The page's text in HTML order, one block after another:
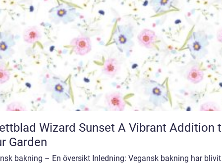
Wizard Sunset A Vibrant Addition to
Garden
bakning – En översikt Inledning: Vegansk bakning har blivit